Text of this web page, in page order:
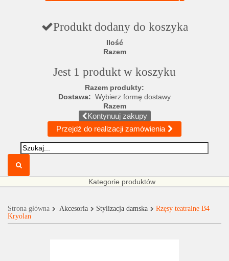
Produkt dodany do koszyka
Ilość
Razem
Jest 1 produkt w koszyku
Razem produkty:
Dostawa: Wybierz formę dostawy
Razem
Kontynuuj zakupy
Przejdź do realizacji zamówienia
Kategorie produktów
Strona główna Akcesoria Stylizacja damska
Rzęsy teatralne B4
Kryolan